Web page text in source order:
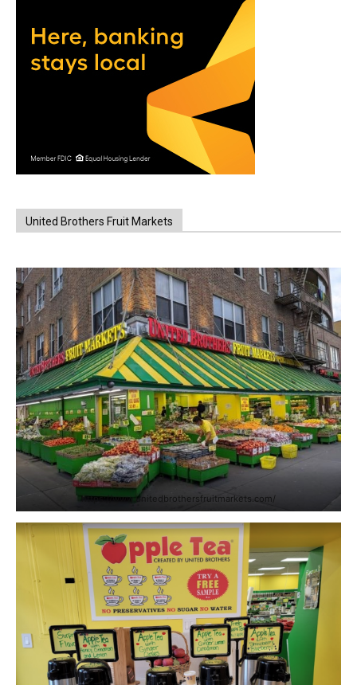
United Brothers Fruit Markets
https://www.unitedbrothersfruitmarkets.com/